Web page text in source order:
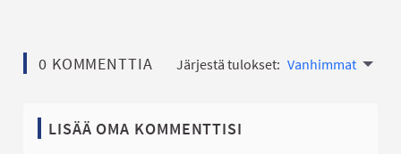
0 KOMMENTTIA Järjestä tulokset: Vanhimmat
LISÄÄ OMA KOMMENTTISI